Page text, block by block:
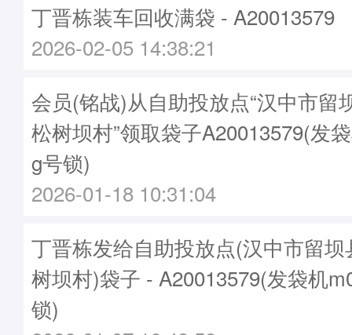
丁晋栋装车回收满袋 - A20013579
2026-02-05 14:38:21
会员(铭战)从自助投放点“汉中市留
松树坝村”领取袋子A20013579(发
g号锁)
2026-01-18 10:31:04
丁晋栋发给自助投放点(汉中市留
树坝村)袋子 - A20013579(发袋机
锁)